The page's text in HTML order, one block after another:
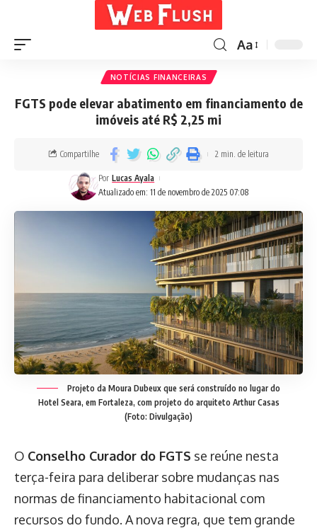
Aa
NOTÍCIAS FINANCEIRAS
FGTS pode elevar abatimento em financiamento de
imóveis até R$ 2,25 mi
Atualizado em: 11 de novembro de 2025 07:08
Por Lucas Ayala
Compartilhe 2 min. de leitura
Projeto da Moura Dubeux que será construído no lugar do
Hotel Seara, em Fortaleza, com projeto do arquiteto Arthur Casas
(Foto: Divulgação)
O Conselho Curador do FGTS se reúne nesta
terça-feira para deliberar sobre mudanças nas
normas de financiamento habitacional com
recursos do fundo. A nova regra, que tem grande